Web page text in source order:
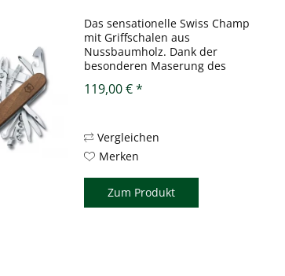
Das sensationelle Swiss Champ
mit Griffschalen aus
Nussbaumholz. Dank der
besonderen Maserung des
wahren Einzelstück. Mit knapp
119,00 € *
Vergleichen
Merken
Zum Produkt